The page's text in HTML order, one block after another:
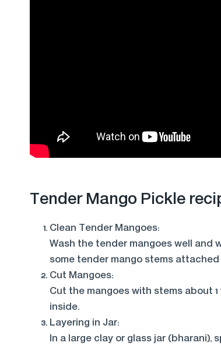
Tender Mango Pickle
Clean Tender Mangoes:
Wash the tender mangoes well and
some tender mango stems
Cut Mangoes:
Cut the mangoes with stems about
inside.
Layering in Jar:
In a large clay or glass jar